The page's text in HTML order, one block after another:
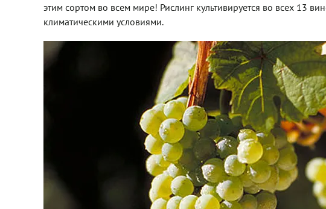
этим сортом во всем мире! Рислинг культивируется во всех 13
климатическими условиями.